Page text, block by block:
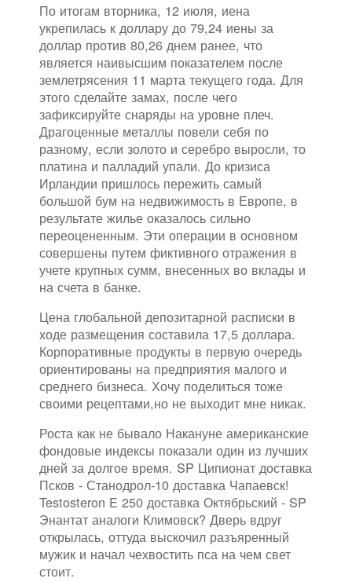
По итогам вторника, 12 июля, иена
укрепилась к доллару до 79,24 иены за
доллар против 80,26 днем ранее, что
является наивысшим показателем после
землетрясения 11 марта текущего года. Для
этого сделайте замах, после чего
зафиксируйте снаряды на уровне плеч.
Драгоценные металлы повели себя по
разному, если золото и серебро выросли, то
платина и палладий упали. До кризиса
Ирландии пришлось пережить самый
большой бум на недвижимость в Европе, в
результате жилье оказалось сильно
переоцененным. Эти операции в основном
совершены путем фиктивного отражения в
учете крупных сумм, внесенных во вклады и
на счета в банке.
Цена глобальной депозитарной расписки в
ходе размещения составила 17,5 доллара.
Корпоративные продукты в первую очередь
ориентированы на предприятия малого и
среднего бизнеса. Хочу поделиться тоже
своими рецептами,но не выходит мне никак.
Роста как не бывало Накануне американские
фондовые индексы показали один из лучших
дней за долгое время. SP Ципионат доставка
Псков - Станодрол-10 доставка Чапаевск!
Testosteron E 250 доставка Октябрьский - SP
Энантат аналоги Климовск? Дверь вдруг
открылась, оттуда выскочил разъяренный
мужик и начал чехвостить пса на чем свет
стоит.